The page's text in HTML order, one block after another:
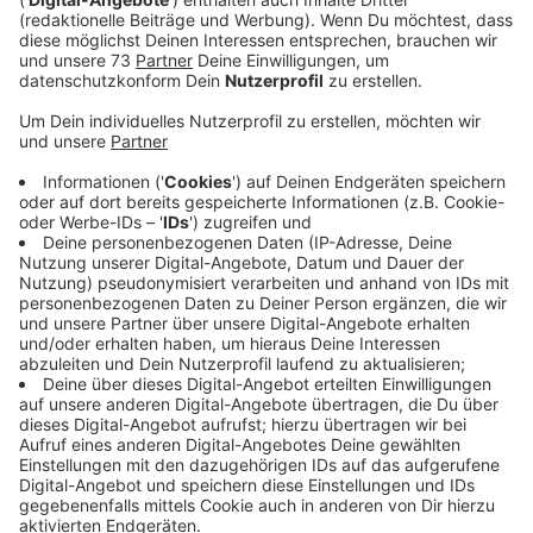
Veröffentlicht:Montag, 22.01.2024 00:00
Anzeige
Comedy
Atze Schröders Kaltstart 24: "Skiurlaub"